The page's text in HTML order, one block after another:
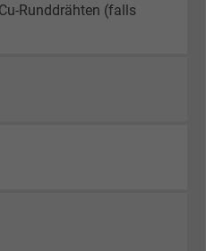
Runddrähten (falls